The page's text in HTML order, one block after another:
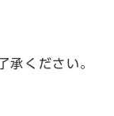
承ください。